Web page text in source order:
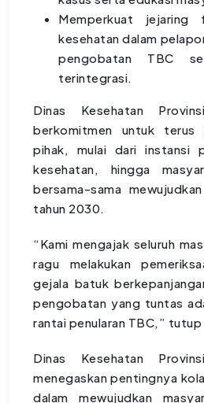
Memperkuat jejaring
kesehatan dalam
pengobatan TBC
terintegrasi.
Dinas Kesehatan
berkomitmen untuk terus
pihak, mulai dari instansi
kesehatan, hingga
bersama-sama
tahun 2030.
“Kami mengajak seluruh
ragu melakukan
gejala batuk
pengobatan yang tuntas
rantai penularan TBC,” tutup
Dinas Kesehatan
menegaskan pentingnya
dalam mewujudkan